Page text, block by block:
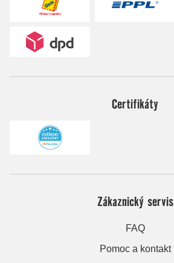
Certifikáty
Zákaznický servis
FAQ
Pomoc a kontakt